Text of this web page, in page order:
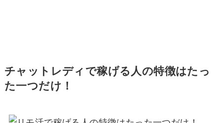
チャットレディで稼げる人の特徴はたっ
た一つだけ！